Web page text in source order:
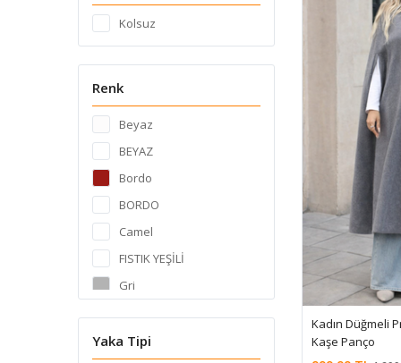
Kolsuz
Renk
Beyaz
BEYAZ
Bordo
BORDO
Camel
FISTIK YEŞİLİ
Gri
Krem
Yaka Tipi
Kadın Düğmeli
Kaşe Panço